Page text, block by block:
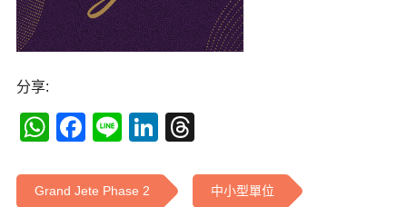
分享:
WhatsApp
Facebook
LineLinkedIn
Grand Jete Phase 2 中小型單位